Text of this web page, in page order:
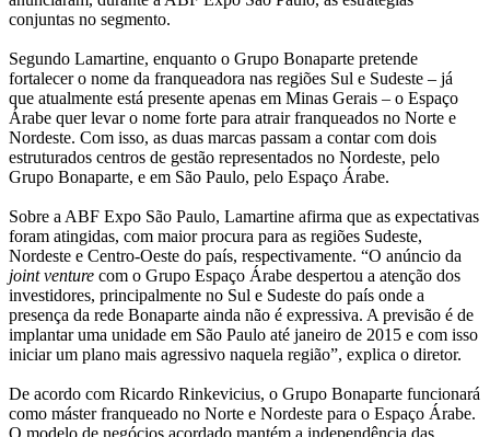
conjuntas no segmento.
Segundo Lamartine, enquanto o Grupo Bonaparte pretende
fortalecer o nome da franqueadora nas regiões Sul e Sudeste – já
que atualmente está presente apenas em Minas Gerais – o Espaço
Árabe quer levar o nome forte para atrair franqueados no Norte e
Nordeste. Com isso, as duas marcas passam a contar com dois
estruturados centros de gestão representados no Nordeste, pelo
Grupo Bonaparte, e em São Paulo, pelo Espaço Árabe.
Sobre a ABF Expo São Paulo, Lamartine afirma que as expectativas
foram atingidas, com maior procura para as regiões Sudeste,
Nordeste e Centro-Oeste do país, respectivamente. “O anúncio da
joint venture com o Grupo Espaço Árabe despertou a atenção dos
investidores, principalmente no Sul e Sudeste do país onde a
presença da rede Bonaparte ainda não é expressiva. A previsão é de
implantar uma unidade em São Paulo até janeiro de 2015 e com isso
iniciar um plano mais agressivo naquela região”, explica o diretor.
De acordo com Ricardo Rinkevicius, o Grupo Bonaparte funcionará
como máster franqueado no Norte e Nordeste para o Espaço Árabe.